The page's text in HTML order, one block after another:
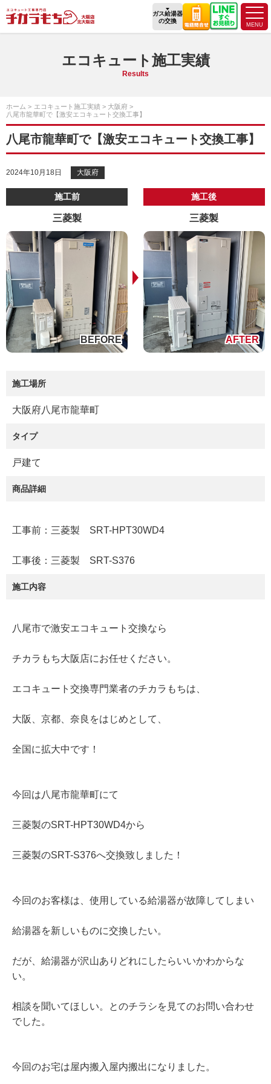
ガス給湯器
の交換
エコキュート施工実績
Results
ホーム エコキュート施工実績
大阪府
八尾市龍華町で【激安エコキュート交換工事】
八尾市龍華町で【激安エコキュート交換工事】
2024年10月18日 大阪府
施工前
三菱製
施工後
三菱製
施工場所
大阪府八尾市龍華町
タイプ
戸建て
商品詳細
工事前：三菱製 SRT-HPT30WD4
工事後：三菱製 SRT-S376
施工内容
八尾市で激安エコキュート交換なら
チカラもち大阪店にお任せください。
エコキュート交換専門業者のチカラもちは、
大阪、京都、奈良をはじめとして、
全国に拡大中です！
今回は八尾市龍華町にて
三菱製のSRT-HPT30WD4から
三菱製のSRT-S376へ交換致しました！
今回のお客様は、使用している給湯器が故障してしまい
給湯器を新しいものに交換したい。
だが、給湯器が沢山ありどれにしたらいいかわからな
い。
相談を聞いてほしい。とのチラシを見てのお問い合わせ
でした。
今回のお宅は屋内搬入屋内搬出になりました。